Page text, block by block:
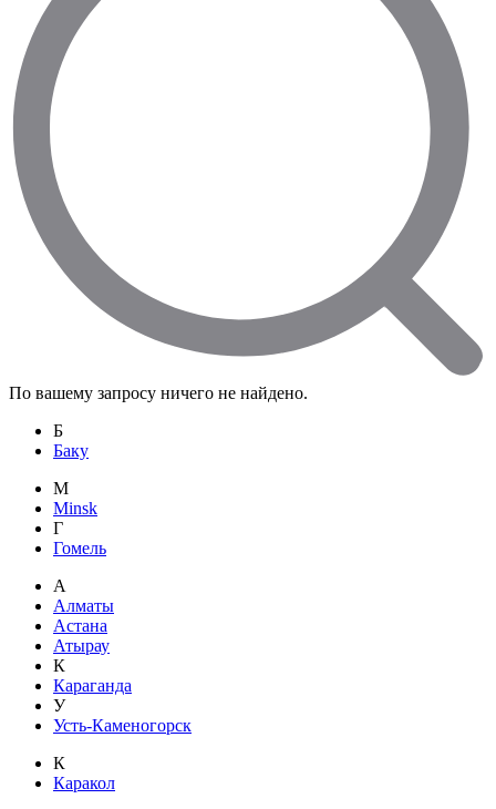
По вашему запросу ничего не найдено.
Б
Баку
M
Minsk
Г
Гомель
А
Алматы
Астана
Атырау
К
Караганда
У
Усть-Каменогорск
К
Каракол